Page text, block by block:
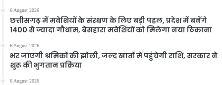
6 August 2026
छत्तीसगढ़ में मवेशियों के संरक्षण के लिए बड़ी पहल, प्रदेश में बनेंगे
1400 से ज्यादा गौधाम, बेसहारा मवेशियों को मिलेगा नया ठिकाना
6 August 2026
भर जाएगी श्रमिकों की झोली, जल्द खातों में पहुंचेगी राशि, सरकार ने
शुरू की भुगतान प्रक्रिया
6 August 2026